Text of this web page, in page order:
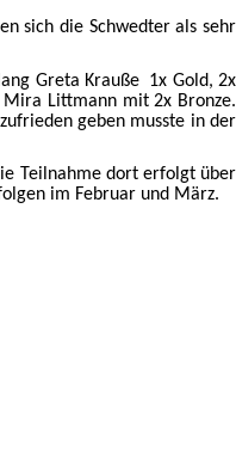
sich die Schwedter als sehr
Greta Krauße 1x Gold, 2x
Mira Littmann mit 2x Bronze.
geben musste in der
Teilnahme dort erfolgt über
im Februar und März.